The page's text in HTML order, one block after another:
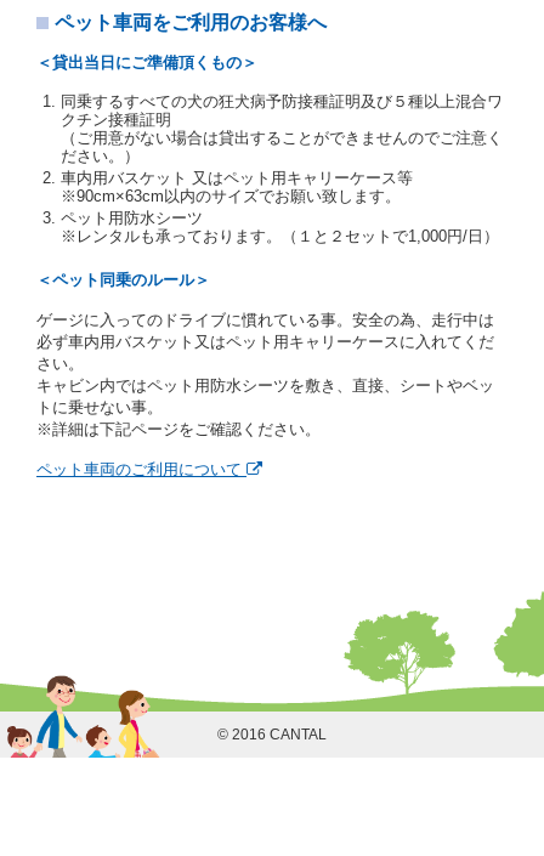
注２）運転免許証とは、道路交通法第９２条に規定
される運転免許証のうち、道路交通法施行規則第１
９条別記様式第１４の書式の運転免許証をいいま
す。
当社は、貸渡契約の締結にあたり、借受人及び運転者
に対し、運転免許証のほかに本人確認ができる書類の
提示を求め、及び提出された書類の写しをとることが
あります。
当社は、貸渡契約の締結にあたり、借受期間中に借受
人及び運転者と連絡するための携帯電話番号等の告知
を求めます。
レジットカード若しくは現金による支払いを求め、又
借受人は契約後の借受期間の延長はできないものとし
ます。
当社は、借受人又は運転者が前3項に従わない場合
は、貸渡契約の締結を拒絶するとともに、予約を取消
すことができるものとします。なお、この場合の予約
のとします。
有していないとき、又は運転免許証の提示をせず、
もしくは当社が求めたにもかかわらず、その運転者
の運転免許証の写しの提出に同意しないとき。 ②
酒気を帯びていると認められるとき。
③ 麻薬、覚せい剤、シンナー、危険ドラッグ等によ
る中毒症状等を呈していると認められるとき。
④ チャイルドシートがないにもかかわらず６才未満
ペット車両をご利用のお客様へ
＜貸出当日にご準備頂くもの＞
同乗するすべての犬の狂犬病予防接種証明及び５種以上混合ワ
クチン接種証明
（ご用意がない場合は貸出することができませんのでご注意く
ださい。）
車内用バスケット 又はペット用キャリーケース等
※90cm×63cm以内のサイズでお願い致します。
ペット用防水シーツ
※レンタルも承っております。（１と２セットで1,000円/日）
＜ペット同乗のルール＞
ゲージに入ってのドライブに慣れている事。安全の為、走行中は
必ず車内用バスケット又はペット用キャリーケースに入れてくだ
さい。
キャビン内ではペット用防水シーツを敷き、直接、シートやベッ
トに乗せない事。
※詳細は下記ページをご確認ください。
ペット車両のご利用について
© 2016 CANTAL